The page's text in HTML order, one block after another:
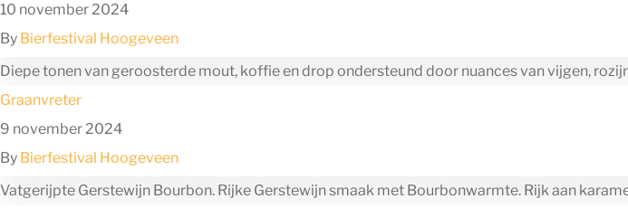
10 november 2024
By Bierfestival Hoogeveen
Diepe tonen van geroosterde mout, koffie en drop ondersteund door nuances van vijgen,
Graanvreter
9 november 2024
By Bierfestival Hoogeveen
Vatgerijpte Gerstewijn Bourbon. Rijke Gerstewijn smaak met Bourbonwarmte. Rijk aan